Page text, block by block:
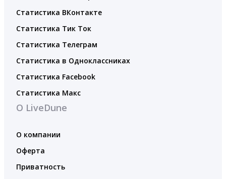
Статистика ВКонтакте
Статистика Тик Ток
Статистика Телеграм
Статистика в Одноклассниках
Статистика Facebook
Статистика Макс
О LiveDune
О компании
Оферта
Приватность